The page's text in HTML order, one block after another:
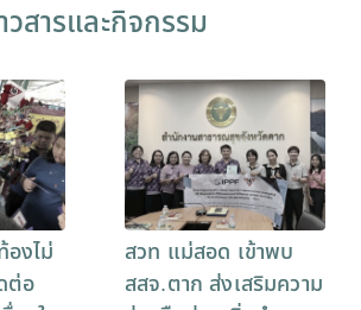
วสารและกิจกรรม
งไม่
ต่อ
สวท แม่สอด เข้าพบ
สสจ.ตาก ส่งเสริมความ